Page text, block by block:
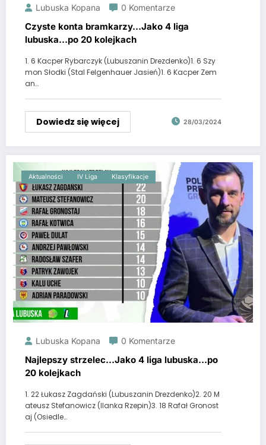
Lubuska Kopana 0 Komentarze
Czyste konta bramkarzy…Jako 4 liga
lubuska…po 20 kolejkach
1. 6 Kacper Rybarczyk (Lubuszanin Drezdenko)1. 6 Szy
mon Słodki (Stal Felgenhauer Jasień)1. 6 Kacper Zem
an…
Dowiedz się więcej 28/03/2024
Aktualności IV Liga Klasyfikacje
Lubuska Kopana 0 Komentarze
Najlepszy strzelec…Jako 4 liga lubuska…po
20 kolejkach
1. 22 Łukasz Zagdański (Lubuszanin Drezdenko)2. 20 M
ateusz Stefanowicz (Ilanka Rzepin)3. 18 Rafał Gronost
aj (Osiedle…